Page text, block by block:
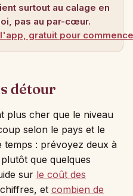
surtout au calage en
pas au par-cœur.
gratuit pour
détour
plus cher que le niveau
selon le pays et le
: prévoyez deux à
que quelques
sur le coût des
et combien de